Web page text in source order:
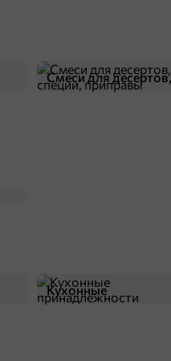
Смеси для десертов,
специи, приправы
Кухонные
принадлежности